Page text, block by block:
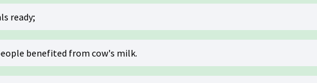
ready;
benefited from cow's milk.